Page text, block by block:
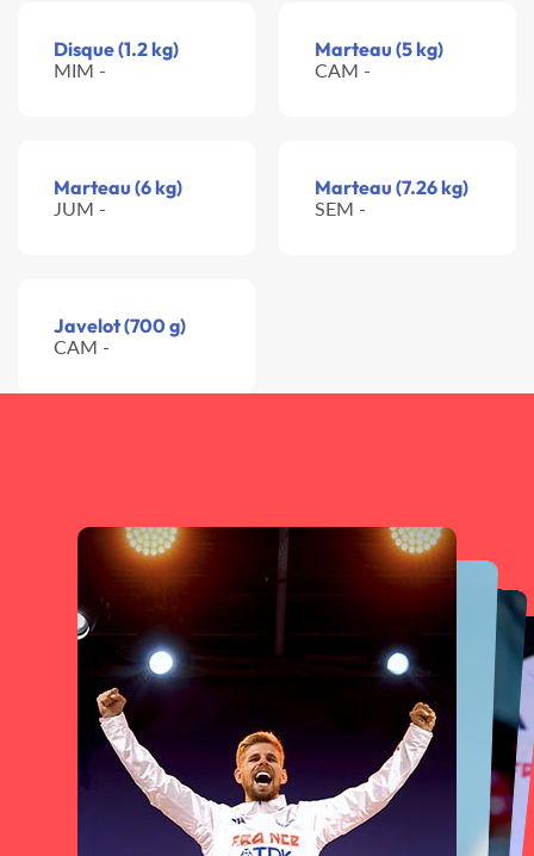
Disque (1.2 kg)
MIM -
Marteau (5 kg)
CAM -
Marteau (6 kg)
JUM -
Marteau (7.26 kg)
SEM -
Javelot (700 g)
CAM -